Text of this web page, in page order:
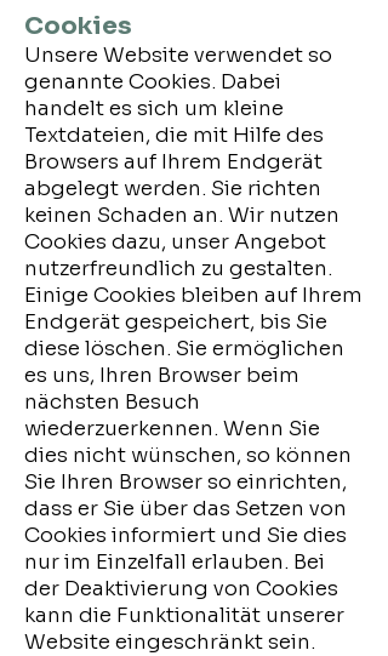
Cookies
Unsere Website verwendet so
genannte Cookies. Dabei
handelt es sich um kleine
Textdateien, die mit Hilfe des
Browsers auf Ihrem Endgerät
abgelegt werden. Sie richten
keinen Schaden an. Wir nutzen
Cookies dazu, unser Angebot
nutzerfreundlich zu gestalten.
Einige Cookies bleiben auf Ihrem
Endgerät gespeichert, bis Sie
diese löschen. Sie ermöglichen
es uns, Ihren Browser beim
nächsten Besuch
wiederzuerkennen. Wenn Sie
dies nicht wünschen, so können
Sie Ihren Browser so einrichten,
dass er Sie über das Setzen von
Cookies informiert und Sie dies
nur im Einzelfall erlauben. Bei
der Deaktivierung von Cookies
kann die Funktionalität unserer
Website eingeschränkt sein.